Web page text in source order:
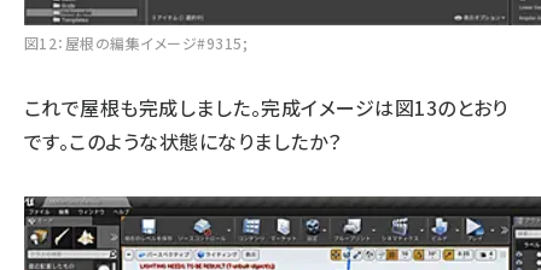
図12：屋根の編集イメージ#9315;
これで屋根も完成しました。完成イメージは図13のとおり
です。このような状態になりましたか？